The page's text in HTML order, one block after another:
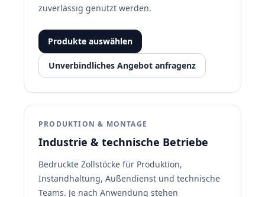
zuverlässig genutzt werden.
Produkte auswählen
Unverbindliches Angebot anfragenz
PRODUKTION & MONTAGE
Industrie & technische Betriebe
Bedruckte Zollstöcke für Produktion,
Instandhaltung, Außendienst und technische
Teams. Je nach Anwendung stehen